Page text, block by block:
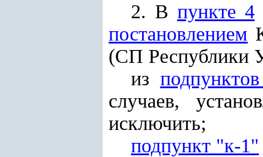
2. В пункте 4
постановлением
(СП Республики
из
случаев,
исключить;
подпункт "к-1"